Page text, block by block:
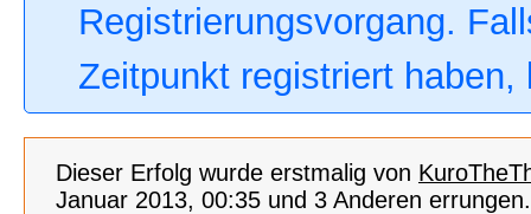
Registrierungsvorgang.
Zeitpunkt registriert
Dieser Erfolg wurde erstmalig von
Januar 2013, 00:35 und 3 Anderen errungen.